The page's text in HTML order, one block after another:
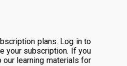
plans. Log in to
your subscription. If you
our learning materials for